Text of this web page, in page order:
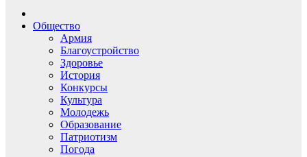
Общество
Армия
Благоустройство
Здоровье
История
Конкурсы
Культура
Молодежь
Образование
Патриотизм
Погода